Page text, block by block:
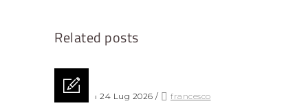
Related posts
Posted on 24 Lug 2026 / francesco